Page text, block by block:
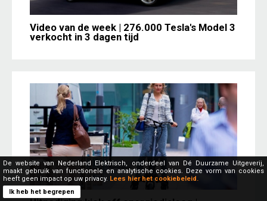
Video van de week | 276.000 Tesla's Model 3
verkocht in 3 dagen tijd
De website van Nederland Elektrisch, onderdeel van Dé Duurzame Uitgeverij,
maakt gebruik van functionele en analytische cookies. Deze vorm van cookies
heeft geen impact op uw privacy. Lees hier het cookiebeleid.
Ik heb het begrepen